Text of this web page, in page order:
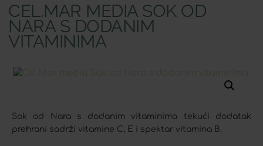
CEL.MAR MEDIA SOK OD
NARA S DODANIM
VITAMINIMA
Sok od Nara s dodanim vitaminima tekući dodatak
prehrani sadrži vitamine C, E i spektar vitamina B.